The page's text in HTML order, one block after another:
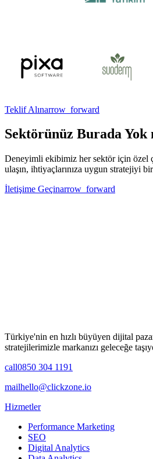
Teklif Alınarrow_forward
Sektörünüz Burada Yok
Deneyimli ekibimiz her sektör için özel
ulaşın, ihtiyaçlarınıza uygun stratejiyi
İletişime Geçinarrow_forward
Türkiye'nin en hızlı büyüyen dijital
stratejilerimizle markanızı geleceğe
call0850 304 1191
mailhello@clickzone.io
Hizmetler
Performance Marketing
SEO
Digital Analytics